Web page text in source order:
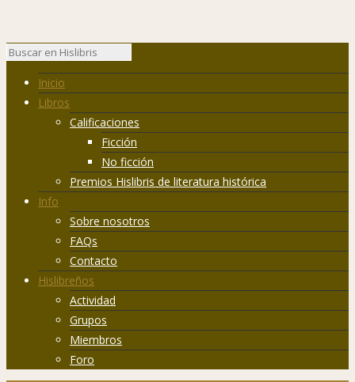
Inicio
Libros
Calificaciones
Ficción
No ficción
Premios Hislibris de literatura histórica
Info
Sobre nosotros
FAQs
Contacto
Hislibreños
Actividad
Grupos
Miembros
Foro